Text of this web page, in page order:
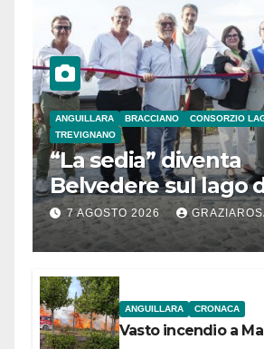
ANGUILLARA BRACCIANO
CONSORZIO
TREVIGNANO
“La sedia” diventa
Belvedere sul lago
Bracciano: ieri
l’inaugurazione
7 AGOSTO 2026
ANGUILLARA CRONACA
Vasto incendio a